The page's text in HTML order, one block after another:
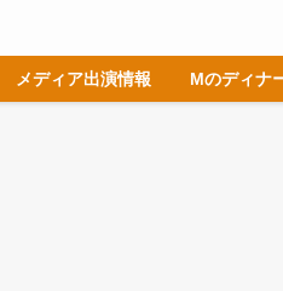
メディア出演情報 Mのディナ